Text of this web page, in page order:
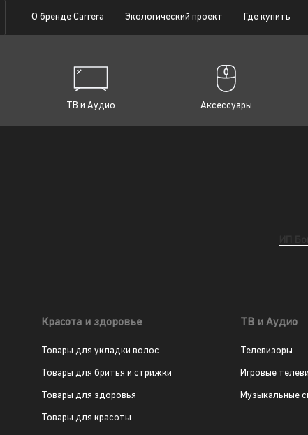
О бренде Carrera Экологический проект Где купить
ТВ и Аудио Аксессуары
Красота и здоровье
Товары для укладки волос
Товары для бритья и стрижки
Товары для здоровья
Товары для красоты
ТВ и Аудио
Телевизоры
Игровые
Музыкальные